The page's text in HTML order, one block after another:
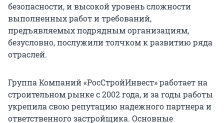
безопасности, и высокой уровень сложности
выполненных работ и требований,
предъявляемых подрядным организациям,
безусловно, послужили толчком к развитию ряда
отраслей.
Группа Компаний «РосСтройИнвест» работает на
строительном рынке с 2002 года, и за годы работы
укрепила свою репутацию надежного партнера и
ответственного застройщика. Основные